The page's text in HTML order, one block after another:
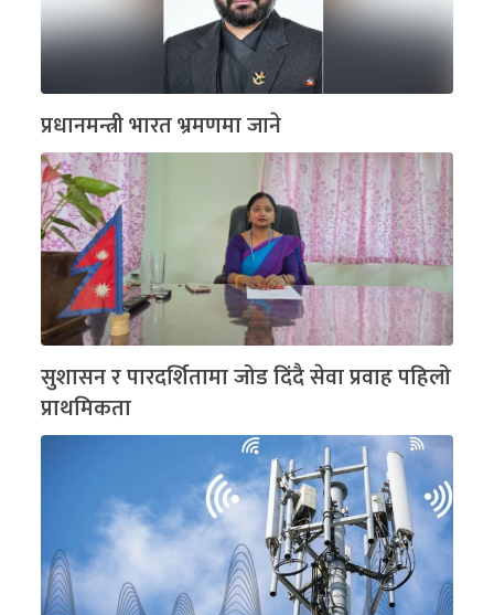
प्रधानमन्त्री भारत भ्रमणमा जाने
सुशासन र पारदर्शितामा जोड दिंदै सेवा प्रवाह पहिलो
प्राथमिकता